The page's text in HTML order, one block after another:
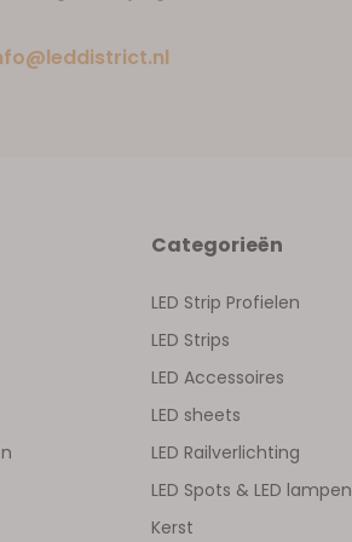
Categorieën
LED Strip Profielen
LED Strips
LED Accessoires
LED sheets
LED Railverlichting
LED Spots & LED lampen
Kerst